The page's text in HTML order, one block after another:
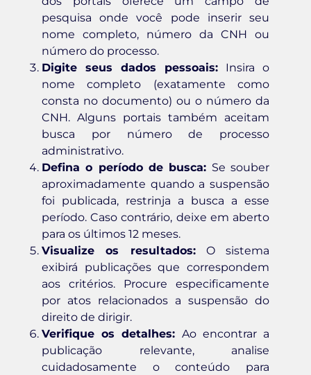
pesquisa onde você pode inserir seu
nome completo, número da CNH ou
número do processo.
Digite seus dados pessoais: Insira o
nome completo (exatamente como
consta no documento) ou o número da
CNH. Alguns portais também aceitam
busca por número de processo
administrativo.
Defina o período de busca: Se souber
aproximadamente quando a suspensão
foi publicada, restrinja a busca a esse
período. Caso contrário, deixe em aberto
para os últimos 12 meses.
Visualize os resultados:O sistema
exibirá publicações que correspondem
aos critérios. Procure especificamente
por atos relacionados a suspensão do
direito de dirigir.
Verifique os detalhes: Ao encontrar a
publicação relevante, analise
cuidadosamente o conteúdo para